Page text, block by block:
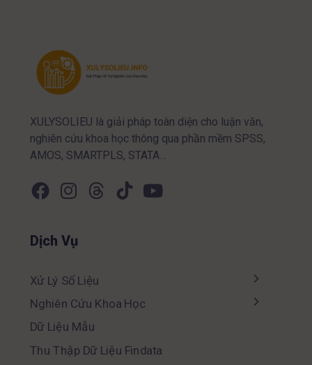
XULYSOLIEU là giải pháp toàn diện cho luận văn,
nghiên cứu khoa học thông qua phần mềm SPSS,
AMOS, SMARTPLS, STATA…
Dịch Vụ
Xử Lý Số Liệu
Nghiên Cứu Khoa Học
Dữ Liệu Mẫu
Thu Thập Dữ Liệu Findata